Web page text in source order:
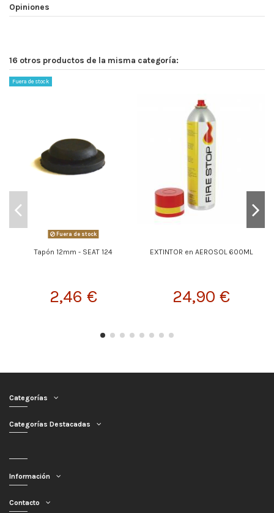
Opiniones
16 otros productos de la misma categoría:
Fuera de stock
Fuera de stock
Tapón 12mm - SEAT 124
2,46 €
EXTINTOR en AEROSOL 600ML
24,90 €
Categorías
Categorías Destacadas
Información
Contacto